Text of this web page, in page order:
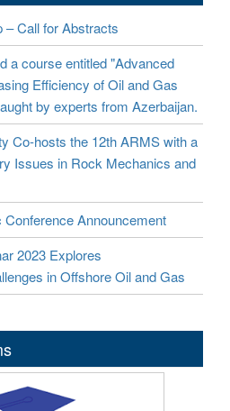
– Call for Abstracts
a course entitled "Advanced
Efficiency of Oil and Gas
by experts from Azerbaijan.
Co-hosts the 12th ARMS with a
Issues in Rock Mechanics and
Announcement
2023 Explores
in Offshore Oil and Gas